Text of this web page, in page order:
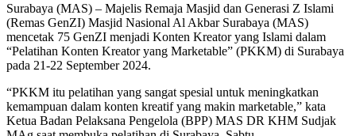
Surabaya (MAS) – Majelis Remaja Masjid dan Generasi Z Islami
(Remas GenZI) Masjid Nasional Al Akbar Surabaya (MAS)
mencetak 75 GenZI menjadi Konten Kreator yang Islami dalam
“Pelatihan Konten Kreator yang Marketable” (PKKM) di Surabaya
pada 21-22 September 2024.
“PKKM itu pelatihan yang sangat spesial untuk meningkatkan
kemampuan dalam konten kreatif yang makin marketable,” kata
Ketua Badan Pelaksana Pengelola (BPP) MAS DR KHM Sudjak